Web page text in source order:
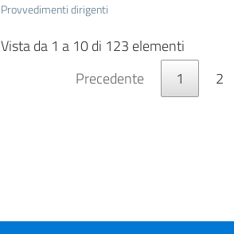
Provvedimenti dirigenti
Vista da 1 a 10 di 123 elementi
Precedente
1 2